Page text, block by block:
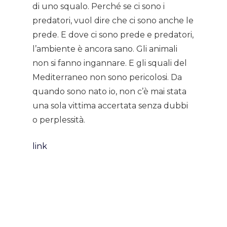
di uno squalo. Perché se ci sono i
predatori, vuol dire che ci sono anche le
prede. E dove ci sono prede e predatori,
l’ambiente è ancora sano. Gli animali
non si fanno ingannare. E gli squali del
Mediterraneo non sono pericolosi. Da
quando sono nato io, non c’è mai stata
una sola vittima accertata senza dubbi
o perplessità.
link